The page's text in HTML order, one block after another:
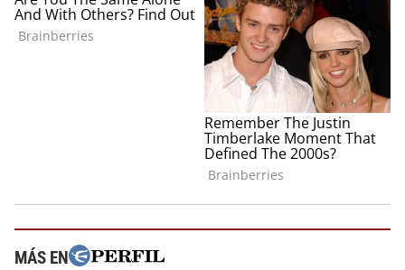
MÁS EN